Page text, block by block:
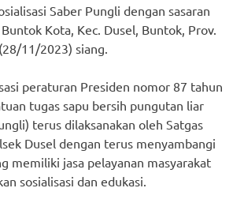
Saber Pungli dengan sasaran
Kota, Kec. Dusel, Buntok, Prov.
11/2023) siang.
peraturan Presiden nomor 87 tahun
tugas sapu bersih pungutan liar
terus dilaksanakan oleh Satgas
Dusel dengan terus menyambangi
memiliki jasa pelayanan masyarakat
sosialisasi dan edukasi.